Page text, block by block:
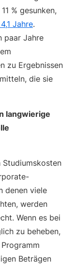
% gesunken,
Jahre.
paar Jahre
zu Ergebnissen
die sie
langwierige
denen viele
werden
Wenn es bei
zu beheben,
Beträgen